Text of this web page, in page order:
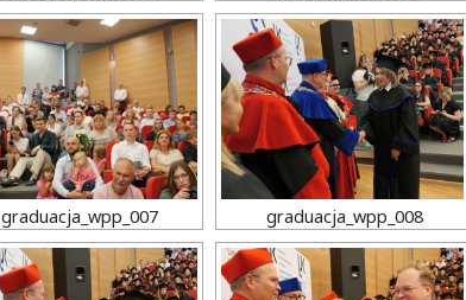
graduacja_wpp_007 graduacja_wpp_008